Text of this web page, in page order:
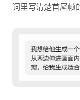
词里写清楚首尾帧